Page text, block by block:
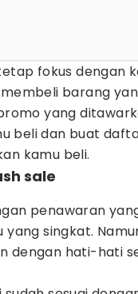
fokus dengan
barang
yang
beli dan buat
kamu beli.
sale
penawaran
singkat.
dengan hati-hati